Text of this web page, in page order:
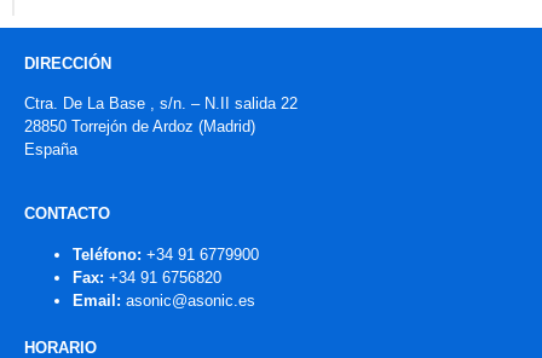
DIRECCIÓN
Ctra. De La Base , s/n. – N.II salida 22
28850 Torrejón de Ardoz (Madrid)
España
CONTACTO
Teléfono: +34 91 6779900
Fax: +34 91 6756820
Email: asonic@asonic.es
HORARIO